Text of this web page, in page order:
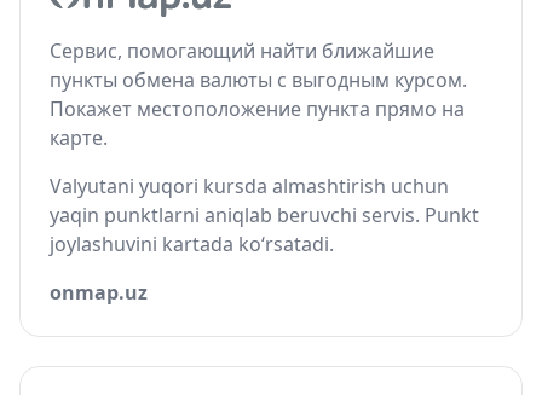
Сервис, помогающий найти ближайшие
пункты обмена валюты с выгодным курсом.
Покажет местоположение пункта прямо на
карте.
Valyutani yuqori kursda almashtirish uchun
yaqin punktlarni aniqlab beruvchi servis. Punkt
joylashuvini kartada ko‘rsatadi.
onmap.uz